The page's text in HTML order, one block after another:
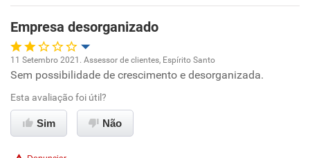
Empresa desorganizado
Oportunidade de promoção
Ambiente de trabalho
11 Setembro 2021. Assessor de clientes, Espírito Santo
Sem possibilidade de crescimento e desorganizada.
Esta avaliação foi útil?
Sim Não